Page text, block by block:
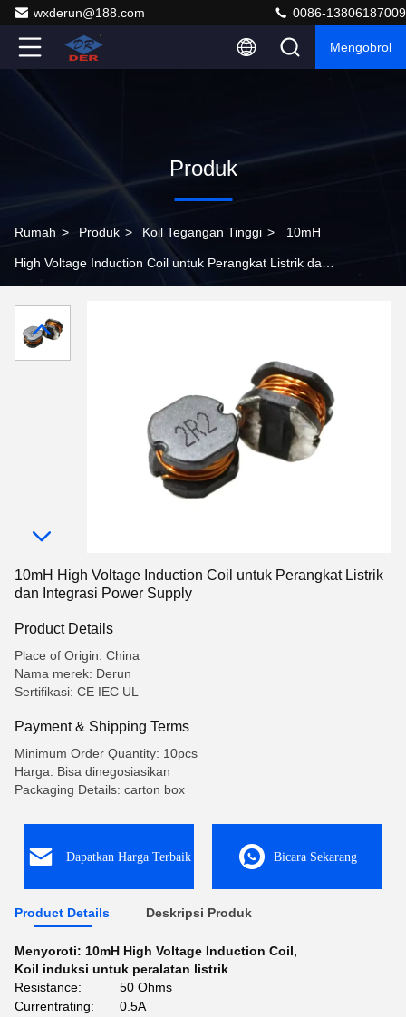
wxderun@188.com 0086-13806187009
Mengobrol
Produk
Rumah > Produk > Koil Tegangan Tinggi > 10mH
High Voltage Induction Coil untuk Perangkat Listrik dan
10mH High Voltage Induction Coil untuk Perangkat Listrik
dan Integrasi Power Supply
Product Details
Place of Origin: China
Nama merek: Derun
Sertifikasi: CE IEC UL
Payment & Shipping Terms
Minimum Order Quantity: 10pcs
Harga: Bisa dinegosiasikan
Packaging Details: carton box
Dapatkan Harga Terbaik Bicara Sekarang
Product Details Deskripsi Produk
Menyoroti: 10mH High Voltage Induction Coil,
Koil induksi untuk peralatan listrik
Resistance:
50 Ohms
Currentrating:
0.5A